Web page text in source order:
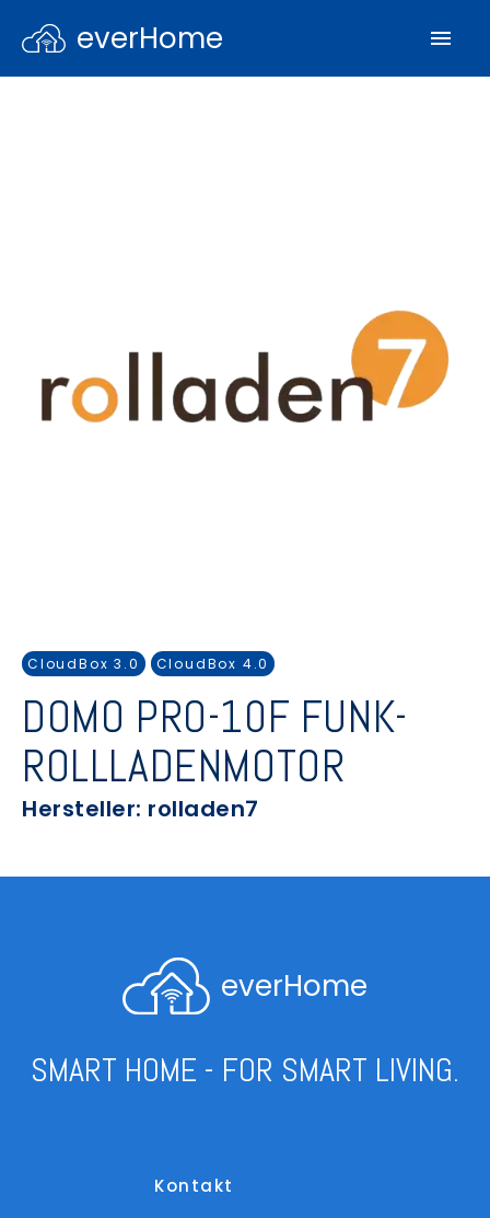
everHome
CloudBox 3.0 CloudBox 4.0
DOMO PRO-10F FUNK-
ROLLLADENMOTOR
Hersteller: rolladen7
everHome
SMART HOME - FOR SMART LIVING.
Kontakt